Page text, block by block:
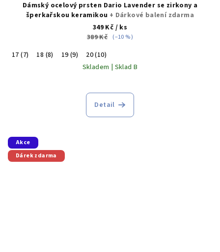
Dámský ocelový prsten Dario Lavender se zirkony a
šperkařskou keramikou + Dárkové balení zdarma
349 Kč / ks
389 Kč (–10 %)
17 (7) 18 (8) 19 (9)
20 (10)
Skladem | Sklad B
Detail
Akce
Dárek zdarma